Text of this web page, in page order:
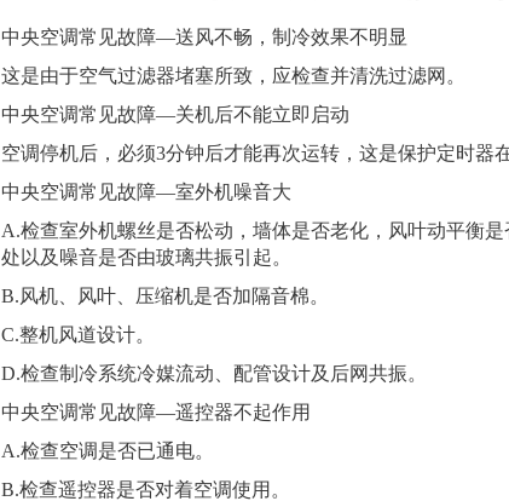
中央空调常见故障—送风不畅，制冷效果不明显
这是由于空气过滤器堵塞所致，应检查并清洗过滤网。
中央空调常见故障—关机后不能立即启动
空调停机后，必须3分钟后才能再次运转，这是保护定时器
中央空调常见故障—室外机噪音大
A.检查室外机螺丝是否松动，墙体是否老化，风叶动平衡
处以及噪音是否由玻璃共振引起。
B.风机、风叶、压缩机是否加隔音棉。
C.整机风道设计。
D.检查制冷系统冷媒流动、配管设计及后网共振。
中央空调常见故障—遥控器不起作用
A.检查空调是否已通电。
B.检查遥控器是否对着空调使用。